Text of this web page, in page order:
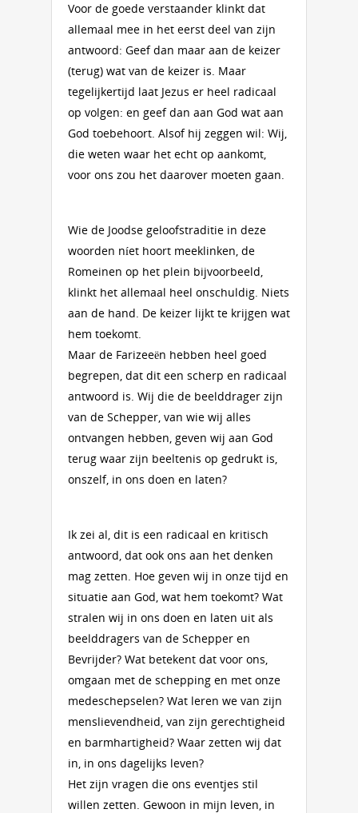
Voor de goede verstaander klinkt dat
allemaal mee in het eerst deel van zijn
antwoord: Geef dan maar aan de keizer
(terug) wat van de keizer is. Maar
tegelijkertijd laat Jezus er heel radicaal
op volgen: en geef dan aan God wat aan
God toebehoort. Alsof hij zeggen wil: Wij,
die weten waar het echt op aankomt,
voor ons zou het daarover moeten gaan.
Wie de Joodse geloofstraditie in deze
woorden níet hoort meeklinken, de
Romeinen op het plein bijvoorbeeld,
klinkt het allemaal heel onschuldig. Niets
aan de hand. De keizer lijkt te krijgen wat
hem toekomt.
Maar de Farizeeën hebben heel goed
begrepen, dat dit een scherp en radicaal
antwoord is. Wij die de beelddrager zijn
van de Schepper, van wie wij alles
ontvangen hebben, geven wij aan God
terug waar zijn beeltenis op gedrukt is,
onszelf, in ons doen en laten?
Ik zei al, dit is een radicaal en kritisch
antwoord, dat ook ons aan het denken
mag zetten. Hoe geven wij in onze tijd en
situatie aan God, wat hem toekomt? Wat
stralen wij in ons doen en laten uit als
beelddragers van de Schepper en
Bevrijder? Wat betekent dat voor ons,
omgaan met de schepping en met onze
medeschepselen? Wat leren we van zijn
menslievendheid, van zijn gerechtigheid
en barmhartigheid? Waar zetten wij dat
in, in ons dagelijks leven?
Het zijn vragen die ons eventjes stil
willen zetten. Gewoon in mijn leven, in